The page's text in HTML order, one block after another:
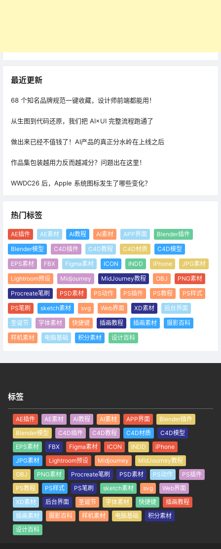
最近更新
68 个知名品牌规范一键收藏，设计师前端都能用！
从生图到代码还原，我们把 AI×UI 完整流程跑通了
做出来已经不值钱了！AI产品的真正分水岭在上线之后
作品集包装越用力反而越减分？问题出在这里！
WWDC26 后，Apple 系统图标发生了哪些变化？
热门标签
AE插件 AE素材 AI教程 AI素材 APP界面
Blender插件
Blender模型
C4D插件 C4D教程 C4D材质
C4D模型
EPS素材
FBX Figma素材 ICON INDD iPhone
JPG素材
Lightroom预设
Midjourney MidJourney教程 OBJ
PNG素材
Procreate笔刷
PSD素材 PS动作 PS插件 PS教程
PS样式
PS笔刷
sketch素材 svg Web界面 XD素材
后台界面
圣诞节
字体素材 快捷键 插画教程 插画素材
摄影百科
样机素材
电脑基础 积分素材 设计百科
标签
AE插件 AE素材 AI教程 AI素材 APP界面
Blender插件
Blender模型
C4D插件 C4D教程 C4D材质
C4D模型
EPS素材
FBX Figma素材 ICON INDD
iPhone
JPG素材
Lightroom预设 Midjourney
MidJourney教程
OBJ
PNG素材 Procreate笔刷 PSD素材 PS动作
PS插件
PS教程
PS样式 PS笔刷 sketch素材 svg
Web界面
XD素材
后台界面 圣诞节 字体素材 快捷键
插画教程
插画素材
摄影百科 样机素材 电脑基础
积分素材
设计百科